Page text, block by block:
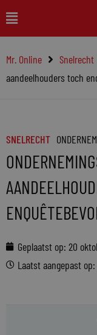
naar
inhoud
Main
Menu
Mr. Online Snelrecht
aandeelhouders toch
SNELRECHT
Geplaatst op: 20
Laatst aangepast